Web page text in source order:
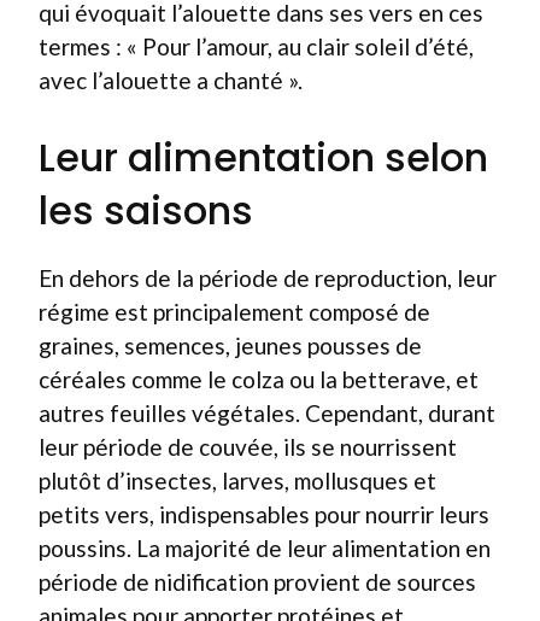
qui évoquait l’alouette dans ses vers en ces
termes : « Pour l’amour, au clair soleil d’été,
avec l’alouette a chanté ».
Leur alimentation selon
les saisons
En dehors de la période de reproduction, leur
régime est principalement composé de
graines, semences, jeunes pousses de
céréales comme le colza ou la betterave, et
autres feuilles végétales. Cependant, durant
leur période de couvée, ils se nourrissent
plutôt d’insectes, larves, mollusques et
petits vers, indispensables pour nourrir leurs
poussins. La majorité de leur alimentation en
période de nidification provient de sources